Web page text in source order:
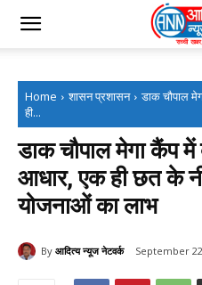
Home शासन प्रशासन
डाक चौपाल
ही...
डाक चौपाल मेगा कैंप
आधार, एक ही छत के
योजनाओं का लाभ
By आदित्य न्यूज नेटवर्क September